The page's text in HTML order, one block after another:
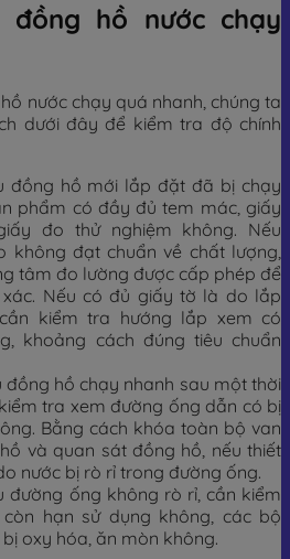
đồng hồ nước chạy
nước chạy quá nhanh, chúng ta
dưới đây để kiểm tra độ chính
đồng hồ mới lắp đặt đã bị chạy
phẩm có đầy đủ tem mác, giấy
đo thử nghiệm không. Nếu
không đạt chuẩn về chất lượng,
tâm đo lường được cấp phép để
Nếu có đủ giấy tờ là do lắp
kiểm tra hướng lắp xem có
khoảng cách đúng tiêu chuẩn
đồng hồ chạy nhanh sau một thời
tra xem đường ống dẫn có bị
Bằng cách khóa toàn bộ van
và quan sát đồng hồ, nếu thiết
nước bị rò rỉ trong đường ống.
đường ống không rò rỉ, cần kiểm
hạn sử dụng không, các bộ
oxy hóa, ăn mòn không.